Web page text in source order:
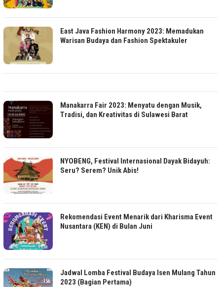
East Java Fashion Harmony 2023: Memadukan
Warisan Budaya dan Fashion Spektakuler
Manakarra Fair 2023: Menyatu dengan Musik,
Tradisi, dan Kreativitas di Sulawesi Barat
NYOBENG, Festival Internasional Dayak Bidayuh:
Seru? Serem? Unik Abis!
Rekomendasi Event Menarik dari Kharisma Event
Nusantara (KEN) di Bulan Juni
Jadwal Lomba Festival Budaya Isen Mulang Tahun
2023 (Bagian Pertama)